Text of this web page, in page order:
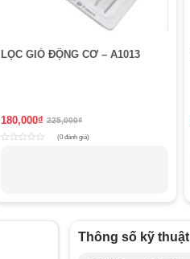
LỌC GIÓ ĐỘNG CƠ – A1013
180,000₫ 225,000₫
(0 đánh giá)
Thông số kỹ thuật